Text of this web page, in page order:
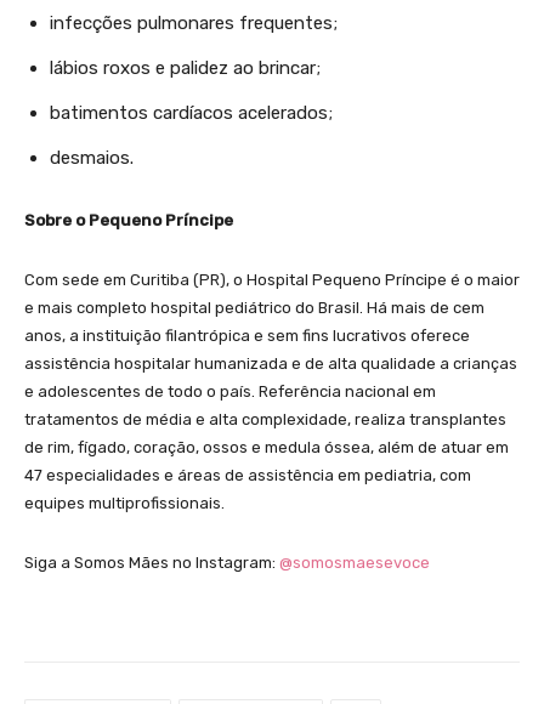
infecções pulmonares frequentes;
lábios roxos e palidez ao brincar;
batimentos cardíacos acelerados;
desmaios.
Sobre o Pequeno Príncipe
Com sede em Curitiba (PR), o Hospital Pequeno Príncipe é o maior
e mais completo hospital pediátrico do Brasil. Há mais de cem
anos, a instituição filantrópica e sem fins lucrativos oferece
assistência hospitalar humanizada e de alta qualidade a crianças
e adolescentes de todo o país. Referência nacional em
tratamentos de média e alta complexidade, realiza transplantes
de rim, fígado, coração, ossos e medula óssea, além de atuar em
47 especialidades e áreas de assistência em pediatria, com
equipes multiprofissionais.
Siga a Somos Mães no Instagram: @somosmaesevoce